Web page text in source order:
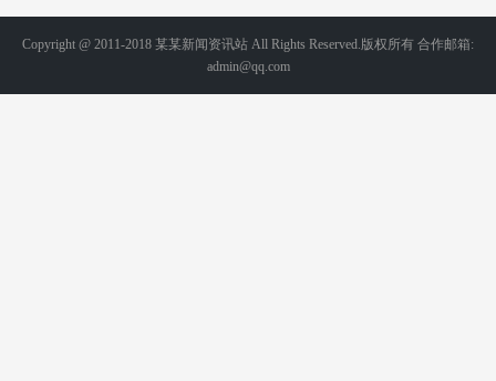
Copyright @ 2011-2018 某某新闻资讯站 All Rights Reserved.版权所有 合作邮箱:
admin@qq.com